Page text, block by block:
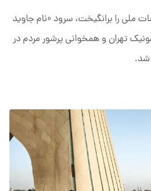
ملی را برانگیخت، سرود «نام جاوید
تهران و همخوانی پرشور مردم در
شد.